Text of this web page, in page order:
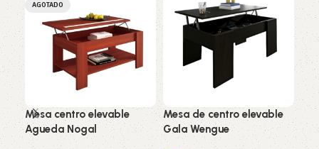
AGOTADO
Mesa centro elevable
Agueda Nogal
Mesa de centro elevable
Gala Wengue